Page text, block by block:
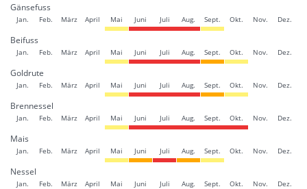
Gänsefuss
Jan. Feb. März April Mai Juni Juli Aug. Sept. Okt. Nov. Dez.
Beifuss
Jan. Feb. März April Mai Juni Juli Aug. Sept. Okt. Nov. Dez.
Goldrute
Jan. Feb. März April Mai Juni Juli Aug. Sept. Okt. Nov. Dez.
Brennessel
Jan. Feb. März April Mai Juni Juli Aug. Sept. Okt. Nov. Dez.
Mais
Jan. Feb. März April Mai Juni Juli Aug. Sept. Okt. Nov. Dez.
Nessel
Jan. Feb. März April Mai Juni Juli Aug. Sept. Okt. Nov. Dez.